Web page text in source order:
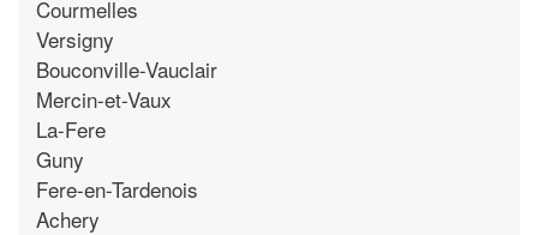
Courmelles
Versigny
Bouconville-Vauclair
Mercin-et-Vaux
La-Fere
Guny
Fere-en-Tardenois
Achery